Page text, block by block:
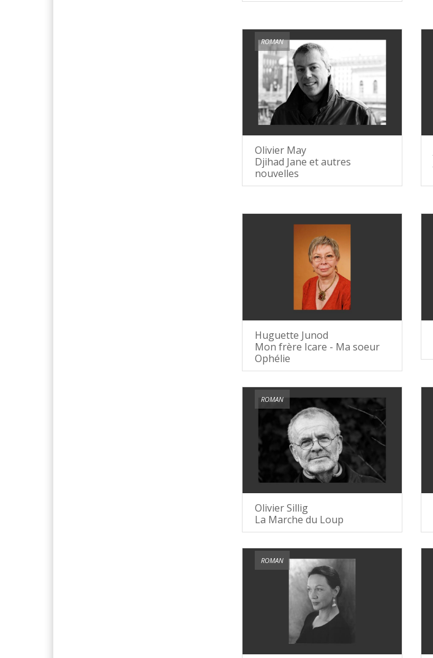
ROMAN
Olivier May
Djihad Jane et autres
nouvelles
Huguette Junod
Mon frère Icare - Ma soeur
Ophélie
ROMAN
Olivier Sillig
La Marche du Loup
ROMAN